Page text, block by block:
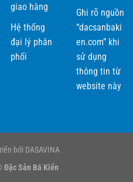
giao hàng
Hệ thống
đại lý phân
phối
Ghi rõ nguồn
“dacsanbaki
en.com” khi
sử dụng
thông tin từ
website này
bởi DASAVINA
Đặc Sản Bá Kiến